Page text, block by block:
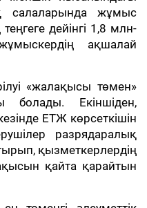
салаларында жұмыс
дейінгі 1,8 млн-
ақшалай
«жалақысы төмен»
болады. Екіншіден,
ЕТЖ көрсеткішін
разрядаралық
қызметкерлердің
қайта қарайтын